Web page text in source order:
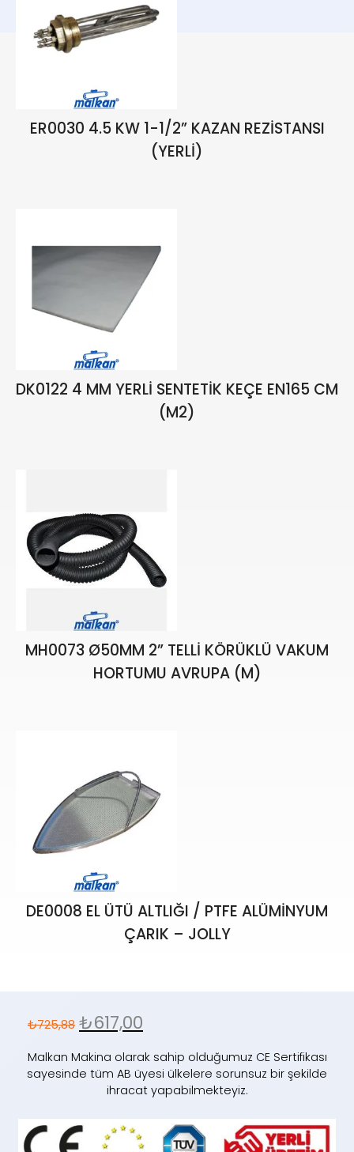
ER0030 4.5 KW 1-1/2” KAZAN REZİSTANSI
(YERLİ)
₺ 1.451,76 ₺1.234,00
DK0122 4 MM YERLİ SENTETİK KEÇE EN165 CM
(M2)
MH0073 Ø50MM 2” TELLİ KÖRÜKLÜ VAKUM
HORTUMU AVRUPA (M)
DE0008 EL ÜTÜ ALTLIĞI / PTFE ALÜMİNYUM
ÇARIK – JOLLY
₺725,88 ₺617,00
Malkan Makina olarak sahip olduğumuz CE Sertifikası
sayesinde tüm AB üyesi ülkelere sorunsuz bir şekilde
ihracat yapabilmekteyiz.